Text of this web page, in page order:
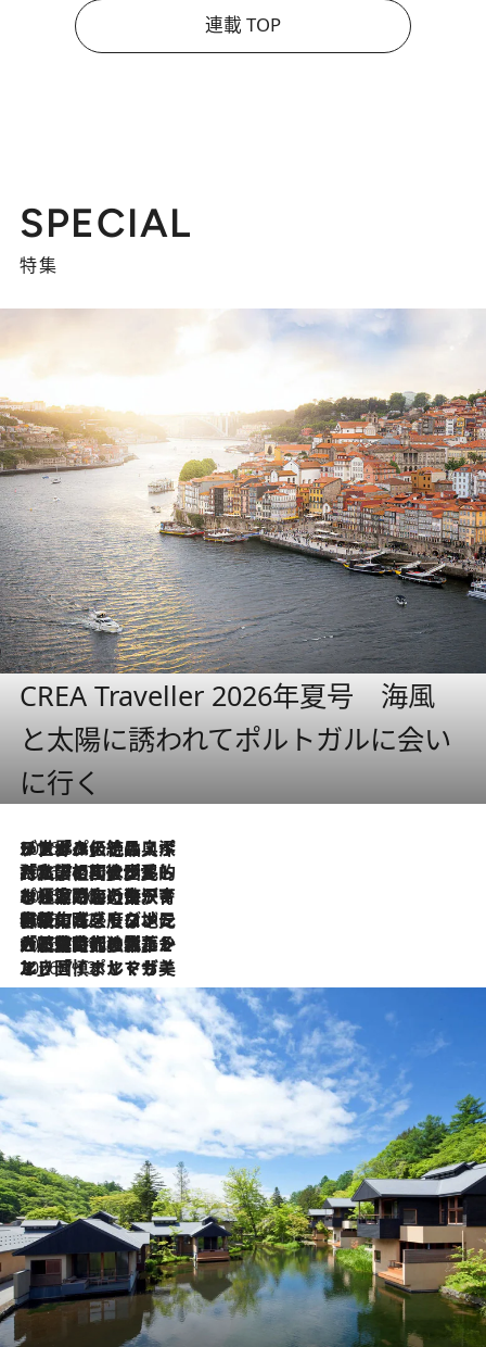
連載 TOP
SPECIAL
特集
CREA Traveller 2026年夏号 海風
と太陽に誘われてポルトガルに会い
に行く
2026.8.8
リスボンの絶品スイーツ「パステル・デ・ナタ」とは？ポルトガル伝統の奥深い世界へ
2026.7.27
「私の祖国はポルトガル語です」国民的詩人フェルナンド・ペソアと、彼が愛した文学の街を歩く
2026.7.26
ポルトガル近海が育む極上の海の幸。キリリと冷えた白ワインと愉しむ、シーフード専門店の贅沢
2026.7.22
伝統の味をモダンに昇華。高感度な地元客が集う、リスボンの最旬ガストロノミー
2026.7.21
大航海時代の栄華から、震災、独裁、そして革命へ。ポルトガル・首都リスボンの石畳に刻まれた「歴史の光と影」
2026.7.13
エッセイ・ヤマザキマリ「慎ましくも美しき国 ポルトガル」